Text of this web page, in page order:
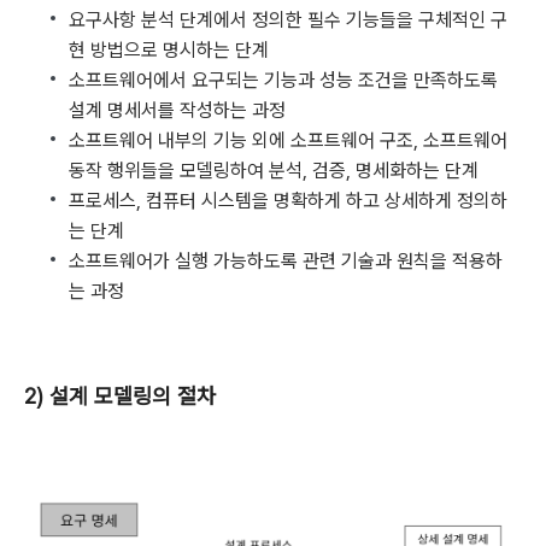
요구사항 분석 단계에서 정의한 필수 기능들을 구체적인 구
현 방법으로 명시하는 단계
소프트웨어에서 요구되는 기능과 성능 조건을 만족하도록
설계 명세서를 작성하는 과정
소프트웨어 내부의 기능 외에 소프트웨어 구조, 소프트웨어
동작 행위들을 모델링하여 분석, 검증, 명세화하는 단계
프로세스, 컴퓨터 시스템을 명확하게 하고 상세하게 정의하
는 단계
소프트웨어가 실행 가능하도록 관련 기술과 원칙을 적용하
는 과정
2) 설계 모델링의 절차